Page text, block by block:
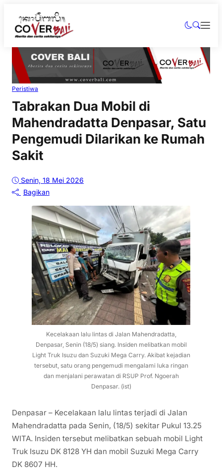
Peristiwa
Tabrakan Dua Mobil di
Mahendradatta Denpasar, Satu
Pengemudi Dilarikan ke Rumah
Sakit
Senin, 18 Mei 2026
Bagikan
Kecelakaan lalu lintas di Jalan Mahendradatta,
Denpasar, Senin (18/5) siang. Insiden melibatkan mobil
Light Truk Isuzu dan Suzuki Mega Carry. Akibat kejadian
tersebut, satu orang pengemudi mengalami luka ringan
dan menjalani perawatan di RSUP Prof. Ngoerah
Denpasar. (ist)
Denpasar – Kecelakaan lalu lintas terjadi di Jalan
Mahendradatta pada Senin, (18/5) sekitar Pukul 13.25
WITA. Insiden tersebut melibatkan sebuah mobil Light
Truk Isuzu DK 8128 YH dan mobil Suzuki Mega Carry
DK 8607 HH.